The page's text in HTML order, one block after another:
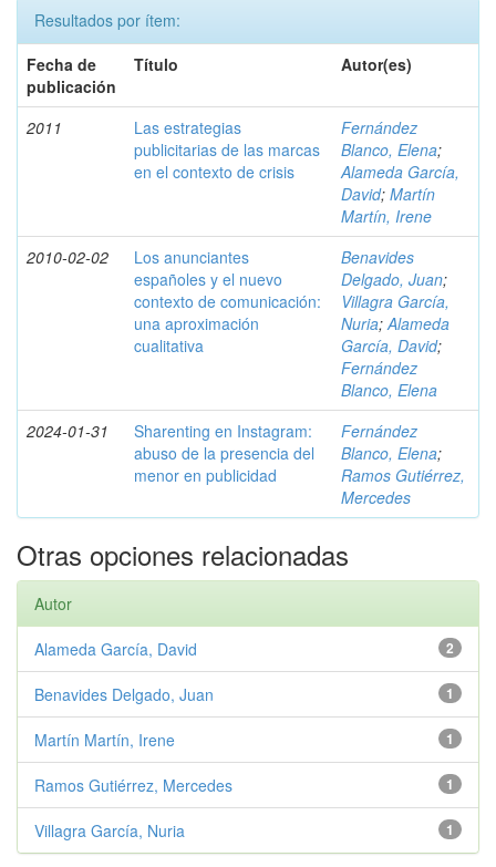
Resultados por ítem:
Fecha de
publicación
Título Autor(es)
2011
Las estrategias
publicitarias de las marcas
en el contexto de crisis
Fernández
Blanco, Elena;
Alameda García,
David; Martín
Martín, Irene
2010-02-02
Los anunciantes
españoles y el nuevo
contexto de comunicación:
una aproximación
cualitativa
Benavides
Delgado, Juan;
Villagra García,
Nuria;Alameda
García, David;
Fernández
Blanco, Elena
2024-01-31
Sharenting en Instagram:
abuso de la presencia del
menor en publicidad
Fernández
Blanco, Elena;
Ramos Gutiérrez,
Mercedes
Otras opciones relacionadas
Autor
2
Alameda García, David
1
Benavides Delgado, Juan
1
Martín Martín, Irene
1
Ramos Gutiérrez, Mercedes
1
Villagra García, Nuria